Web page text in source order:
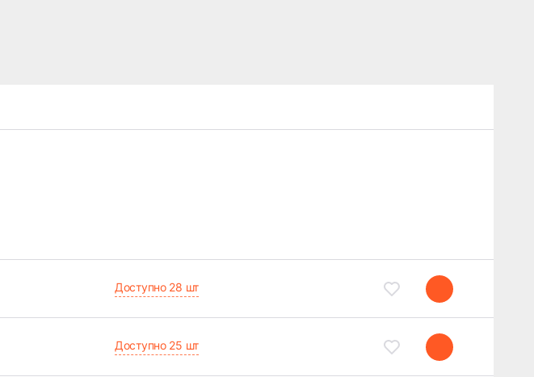
Доступно 28 шт
Доступно 25 шт